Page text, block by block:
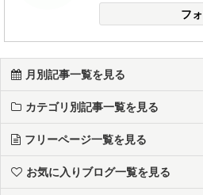
フ
月別記事一覧を見る
カテゴリ別記事一覧を見る
フリーページ一覧を見る
お気に入りブログ一覧を見る